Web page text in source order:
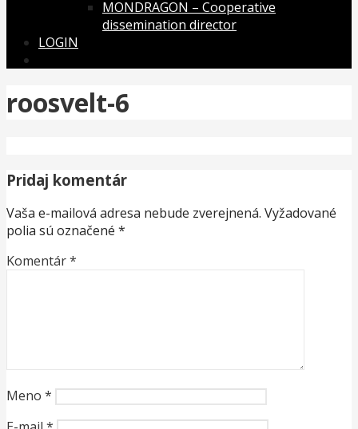
MONDRAGON – Cooperative
dissemination director
LOGIN
roosvelt-6
Pridaj komentár
Vaša e-mailová adresa nebude zverejnená. Vyžadované
polia sú označené *
Komentár*
Meno *